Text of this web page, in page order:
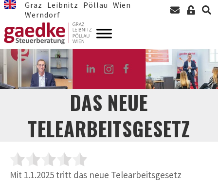
Graz Leibnitz Pöllau Wien
Werndorf
DAS NEUE
TELEARBEITSGESETZ
Mit 1.1.2025 tritt das neue Telearbeitsgesetz